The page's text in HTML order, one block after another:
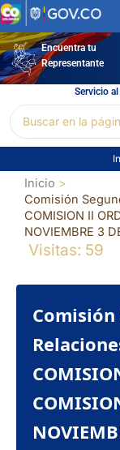
Ir
al
contenidoEncuentra tu
Representante
Servicio
por:
Inicio
Comisión
COMISION II
NOVIEMBRE 3
Visitas: 59
Comisión